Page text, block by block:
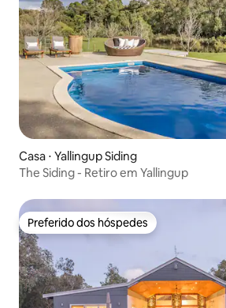
Casa ⋅ Yallingup Siding
The Siding - Retiro em Yallingup
Preferido dos hóspedes
Preferido dos hóspedes